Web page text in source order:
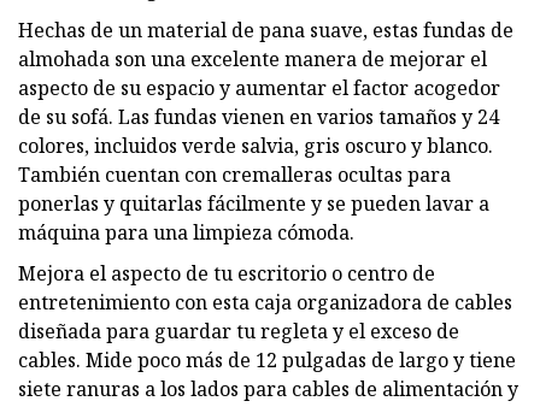
Hechas de un material de pana suave, estas fundas de
almohada son una excelente manera de mejorar el
aspecto de su espacio y aumentar el factor acogedor
de su sofá. Las fundas vienen en varios tamaños y 24
colores, incluidos verde salvia, gris oscuro y blanco.
También cuentan con cremalleras ocultas para
ponerlas y quitarlas fácilmente y se pueden lavar a
máquina para una limpieza cómoda.
Mejora el aspecto de tu escritorio o centro de
entretenimiento con esta caja organizadora de cables
diseñada para guardar tu regleta y el exceso de
cables. Mide poco más de 12 pulgadas de largo y tiene
siete ranuras a los lados para cables de alimentación y